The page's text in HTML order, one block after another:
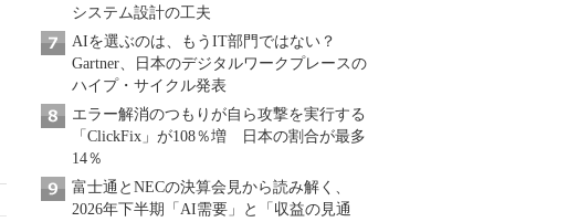
システム設計の工夫
AIを選ぶのは、もうIT部門ではない？
Gartner、日本のデジタルワークプレースの
ハイプ・サイクル発表
エラー解消のつもりが自ら攻撃を実行する
「ClickFix」が108％増 日本の割合が最多
14％
富士通とNECの決算会見から読み解く、
2026年下半期「AI需要」と「収益の見通